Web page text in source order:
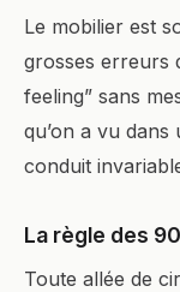
Le mobilier est
grosses erreurs
feeling” sans
qu’on a vu
conduit
La règle des
Toute allée de